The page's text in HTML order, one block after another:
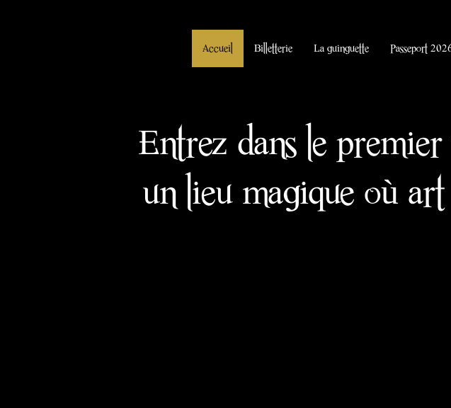
Accueil Billetterie La guinguette Passeport
Entrez dans le
un lieu magique où